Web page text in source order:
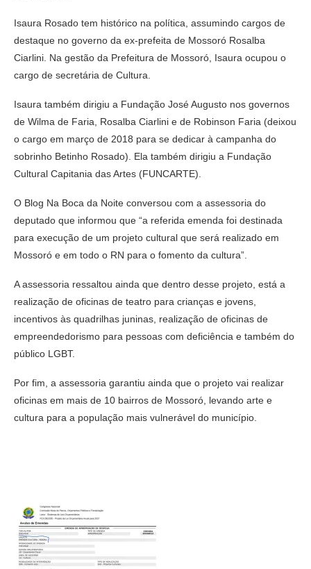
Isaura Rosado tem histórico na política, assumindo cargos de
destaque no governo da ex-prefeita de Mossoró Rosalba
Ciarlini. Na gestão da Prefeitura de Mossoró, Isaura ocupou o
cargo de secretária de Cultura.
Isaura também dirigiu a Fundação José Augusto nos governos
de Wilma de Faria, Rosalba Ciarlini e de Robinson Faria (deixou
o cargo em março de 2018 para se dedicar à campanha do
sobrinho Betinho Rosado). Ela também dirigiu a Fundação
Cultural Capitania das Artes (FUNCARTE).
O Blog Na Boca da Noite conversou com a assessoria do
deputado que informou que “a referida emenda foi destinada
para execução de um projeto cultural que será realizado em
Mossoró e em todo o RN para o fomento da cultura”.
A assessoria ressaltou ainda que dentro desse projeto, está a
realização de oficinas de teatro para crianças e jovens,
incentivos às quadrilhas juninas, realização de oficinas de
empreendedorismo para pessoas com deficiência e também do
público LGBT.
Por fim, a assessoria garantiu ainda que o projeto vai realizar
oficinas em mais de 10 bairros de Mossoró, levando arte e
cultura para a população mais vulnerável do município.